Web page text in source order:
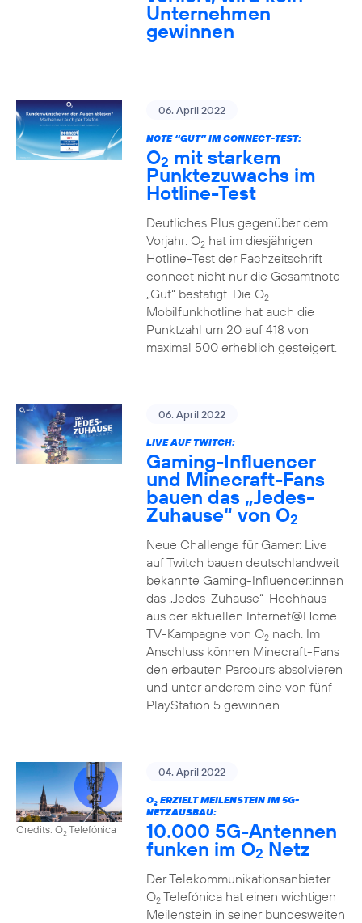
Unternehmen
gewinnen
06. April 2022
NOTE “GUT” IM CONNECT-TEST:
O2 mit starkem
Punktezuwachs im
Hotline-Test
Deutliches Plus gegenüber dem
Vorjahr: O2hat im diesjährigen
Hotline-Test der Fachzeitschrift
connect nicht nur die Gesamtnote
„Gut“ bestätigt. Die O2
Mobilfunkhotline hat auch die
Punktzahl um 20 auf 418 von
maximal 500 erheblich gesteigert.
06. April 2022
LIVE AUF TWITCH:
Gaming-Influencer
und Minecraft-Fans
bauen das „Jedes-
Zuhause“ von O2
Neue Challenge für Gamer: Live
auf Twitch bauen deutschlandweit
bekannte Gaming-Influencer:innen
das „Jedes-Zuhause“-Hochhaus
aus der aktuellen Internet@Home
TV-Kampagne von O2nach. Im
Anschluss können Minecraft-Fans
den erbauten Parcours absolvieren
und unter anderem eine von fünf
PlayStation 5 gewinnen.
Credits: O2Telefónica
04. April 2022
O2ERZIELT MEILENSTEIN IM 5G-
NETZAUSBAU:
10.000 5G-Antennen
funken im O2 Netz
Der Telekommunikationsanbieter
O2Telefónica hat einen wichtigen
Meilenstein in seiner bundesweiten